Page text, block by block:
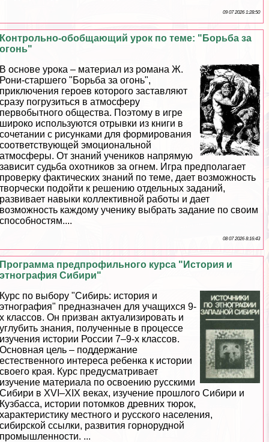
09 07 2026 1:28:50
Контрольно-обобщающий урок по теме: "Борьба за
огонь"
В основе урока – материал из романа Ж.
Рони-старшего "Борьба за огонь",
приключения героев которого заставляют
сразу погрузиться в атмосферу
первобытного общества. Поэтому в игре
широко используются отрывки из книги в
сочетании с рисунками для формирования
соответствующей эмоциональной
атмосферы. От знаний учеников напрямую
зависит судьба охотников за огнем. Игра предполагает
проверку фактических знаний по теме, дает возможность
творчески подойти к решению отдельных заданий,
развивает навыки коллективной работы и дает
возможность каждому ученику выбрать задание по своим
способностям....
08 07 2026 8:16:43
Программа предпрофильного курса "История и
этнография Сибири"
Курс по выбору "Сибирь: история и
этнография" предназначен для учащихся 9-
х классов. Он призван актуализировать и
углубить знания, полученные в процессе
изучения истории России 7–9-х классов.
Основная цель – поддержание
естественного интереса ребенка к истории
своего края. Курс предусматривает
изучение материала по освоению русскими
Сибири в XVI–XIX веках, изучение прошлого Сибири и
Кузбасса, истории потомков древних тюрок,
хаpaктеристику местного и русского населения,
сибирской ссылки, развития горнорудной
промышленности. ...